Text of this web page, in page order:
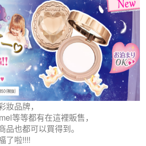
品牌，
等等都有在這裡販售，
品也都可以買得到。
了啦!!!!